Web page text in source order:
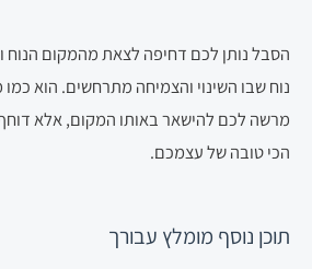
הסבל נותן לכם דחיפה לצאת מהמקום הנוח
נוח שבו השינוי והצמיחה מתרחשים. הוא
מרשה לכם להישאר באותו המקום, אלא
הכי טובה של עצמכם.
תוכן נוסף מומלץ עבורך